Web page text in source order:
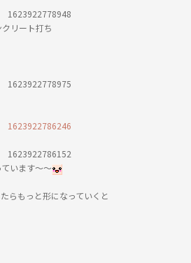
リート打ち
います～～
らもっと形になっていくと